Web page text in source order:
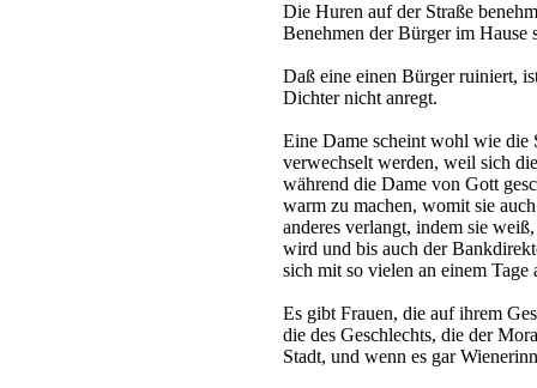
Die Huren auf der Straße
Benehmen der Bürger im Hause
Daß eine einen Bürger ruiniert,
Dichter nicht anregt.
Eine Dame scheint wohl wie die
verwechselt werden, weil sich
während die Dame von Gott
warm zu machen, womit sie
anderes verlangt, indem sie
wird und bis auch der
sich mit so vielen an einem Tage
Es gibt Frauen, die auf ihrem
die des Geschlechts, die der
Stadt, und wenn es gar